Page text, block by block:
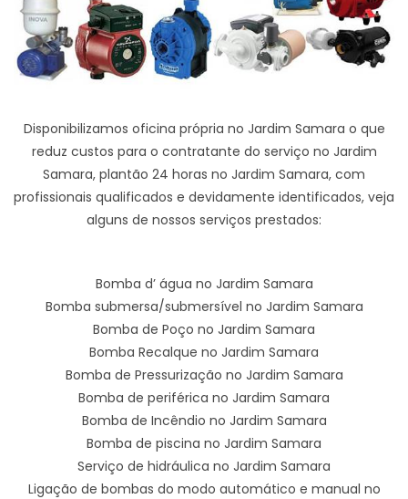
Disponibilizamos oficina própria no Jardim Samara o que
reduz custos para o contratante do serviço no Jardim
Samara, plantão 24 horas no Jardim Samara, com
profissionais qualificados e devidamente identificados, veja
alguns de nossos serviços prestados:
Bomba d’ água no Jardim Samara
Bomba submersa/submersível no Jardim Samara
Bomba de Poço no Jardim Samara
Bomba Recalque no Jardim Samara
Bomba de Pressurização no Jardim Samara
Bomba de periférica no Jardim Samara
Bomba de Incêndio no Jardim Samara
Bomba de piscina no Jardim Samara
Serviço de hidráulica no Jardim Samara
Ligação de bombas do modo automático e manual no